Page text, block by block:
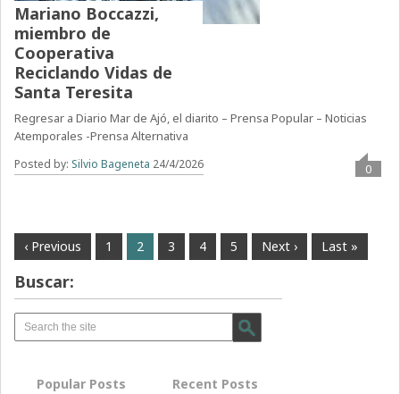
Mariano Boccazzi,
miembro de
Cooperativa
Reciclando Vidas de
Santa Teresita
Regresar a Diario Mar de Ajó, el diarito – Prensa Popular – Noticias
Atemporales -Prensa Alternativa
Posted by: Silvio Bageneta 24/4/2026 0
‹ Previous 1 2 3 4 5 Next › Last »
Buscar:
Popular Posts Recent Posts